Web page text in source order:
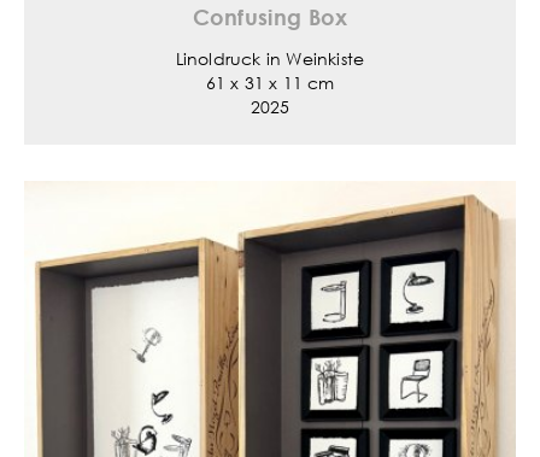
Confusing Box
Linoldruck in Weinkiste
61 x 31 x 11 cm
2025